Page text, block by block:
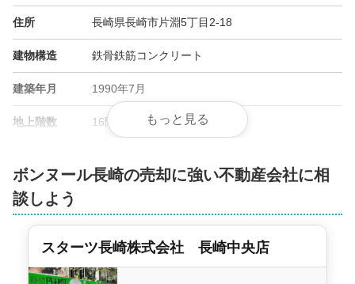
ハウス流通株式会社 長崎本店
住所 長崎県長崎市片淵5丁目2-18
建物構造 鉄骨鉄筋コンクリート
建築年月 1990年7月
地上階数 16階
管理会社
用途地域 -
もっと見る
ボンヌール長崎の売却に強い不動産会社に相
談しよう
スターツ長崎株式会社 長崎中央店